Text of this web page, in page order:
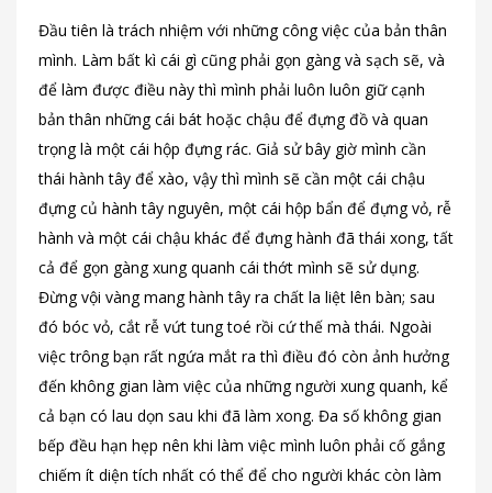
Đầu tiên là trách nhiệm với những công việc của bản thân
mình. Làm bất kì cái gì cũng phải gọn gàng và sạch sẽ, và
để làm được điều này thì mình phải luôn luôn giữ cạnh
bản thân những cái bát hoặc chậu để đựng đồ và quan
trọng là một cái hộp đựng rác. Giả sử bây giờ mình cần
thái hành tây để xào, vậy thì mình sẽ cần một cái chậu
đựng củ hành tây nguyên, một cái hộp bẩn để đựng vỏ, rễ
hành và một cái chậu khác để đựng hành đã thái xong, tất
cả để gọn gàng xung quanh cái thớt mình sẽ sử dụng.
Đừng vội vàng mang hành tây ra chất la liệt lên bàn; sau
đó bóc vỏ, cắt rễ vứt tung toé rồi cứ thế mà thái. Ngoài
việc trông bạn rất ngứa mắt ra thì điều đó còn ảnh hưởng
đến không gian làm việc của những người xung quanh, kể
cả bạn có lau dọn sau khi đã làm xong. Đa số không gian
bếp đều hạn hẹp nên khi làm việc mình luôn phải cố gắng
chiếm ít diện tích nhất có thể để cho người khác còn làm